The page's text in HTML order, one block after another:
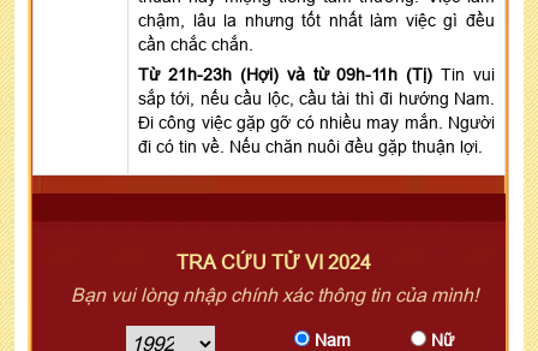
chậm, lâu la nhưng tốt nhất làm việc gì đều
cần chắc chắn.
Từ 21h-23h (Hợi) và từ 09h-11h (Tị) Tin vui
sắp tới, nếu cầu lộc, cầu tài thì đi hướng Nam.
Đi công việc gặp gỡ có nhiều may mắn. Người
đi có tin về. Nếu chăn nuôi đều gặp thuận lợi.
TRA CỨU TỬ VI 2024
Bạn vui lòng nhập chính xác thông tin của mình!
Nam Nữ